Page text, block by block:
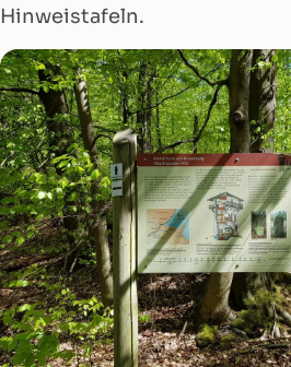
Hinweistafeln.